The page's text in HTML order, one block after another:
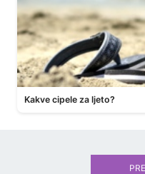
Kakve cipele za ljeto?